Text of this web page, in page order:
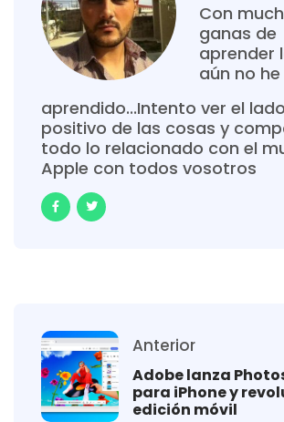
Con
ganas de
aprender
aún no he
aprendido...Intento ver el lado
positivo de las cosas y
todo lo relacionado con el
Apple con todos vosotros
Anterior
Adobe lanza
para iPhone y
edición móvil